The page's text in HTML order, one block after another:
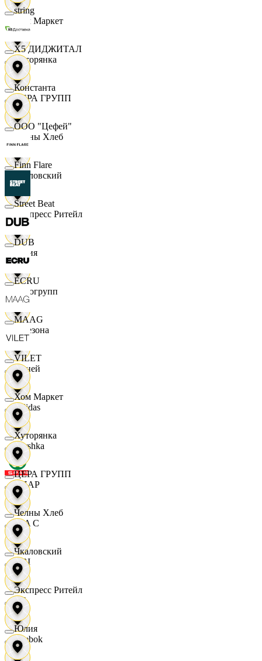
Хом Маркет
Хуторянка
ЦЕРА ГРУПП
Челны Хлеб
Чкаловский
Экспресс Ритейл
Юлия
Яркогрупп
4 Сезона
7 дней
Adidas
Bershka
СПАР
M A C
OBI
RE
Reebok
string
X5 ДИДЖИТАЛ
Константа
ООО "Цефей"
Finn Flare
Street Beat
DUB
ECRU
MAAG
VILET
Хом Маркет
Хуторянка
ЦЕРА ГРУПП
Челны Хлеб
Чкаловский
Экспресс Ритейл
Юлия